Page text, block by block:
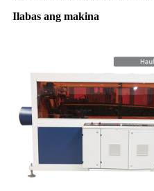
Ilabas ang makina